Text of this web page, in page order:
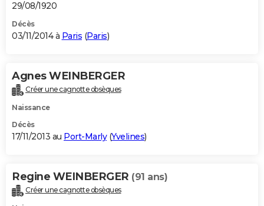
29/08/1920
Décès
03/11/2014 à Paris (Paris)
Agnes WEINBERGER
Créer une cagnotte obsèques
Naissance
Décès
17/11/2013 au Port-Marly(Yvelines)
Regine WEINBERGER (91 ans)
Créer une cagnotte obsèques